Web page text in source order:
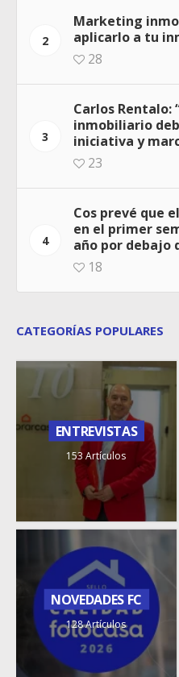
2
Marketing
aplicarlo a tu
28
3
Carlos Rentalo:
inmobiliario
iniciativa y
23
4
Cos prevé que
en el primer
año por debajo
18
CATEGORÍAS POPULARES
ENTREVISTAS
153 Artículos
NOVEDADES FC
128 Artículos